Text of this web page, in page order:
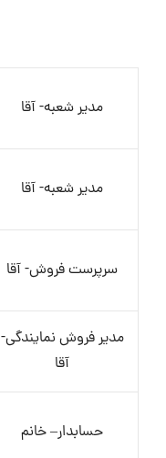
مدیر شعبه- آقا
مدیر شعبه- آقا
سرپرست فروش- آقا
مدیر فروش نمایندگی-
آقا
حسابدار– خانم